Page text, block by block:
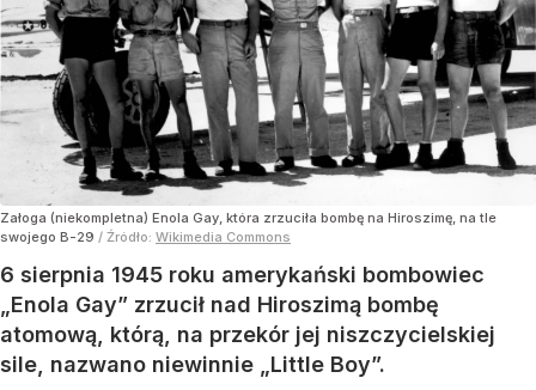
Załoga (niekompletna) Enola Gay, która zrzuciła bombę na Hiroszimę, na tle
swojego B-29 / Źródło: Wikimedia Commons
6 sierpnia 1945 roku amerykański bombowiec
„Enola Gay” zrzucił nad Hiroszimą bombę
atomową, którą, na przekór jej niszczycielskiej
sile, nazwano niewinnie „Little Boy”.